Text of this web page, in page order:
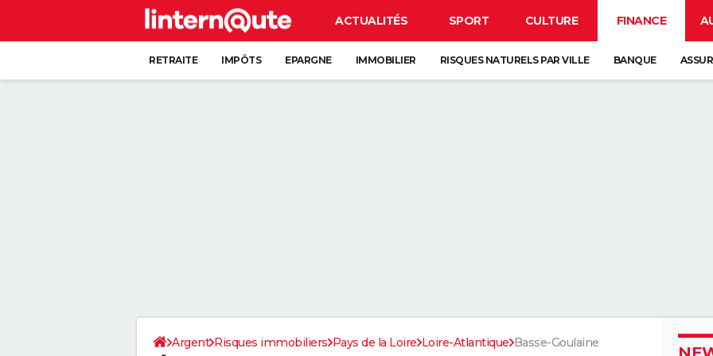
ACTUALITÉS SPORT CULTURE FINANCE
RETRAITE IMPÔTS EPARGNE IMMOBILIER RISQUES NATURELS PAR VILLE BANQUE
Argent Risques immobiliers Pays de la Loire Loire-Atlantique Basse-Goulaine